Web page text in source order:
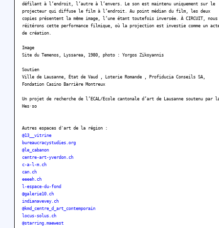
défilant à l’endroit, l’autre à l’envers. Le son est maintenu uniquement sur le
projecteur qui diffuse le film à l’endroit. Au point médian du film, les deux
copies présentent la même image, l’une étant toutefois inversée. À CIRCUIT, nous
réitérons cette performance filmique, où la projection est investie comme un
de création.
Image
Site du Temenos, Lyssarea, 1980, photo : Yorgos Zikoyannis
Soutien
Ville de Lausanne, État de Vaud , Loterie Romande , Profiducia Conseils SA,
Fondation Casino Barrière Montreux
Un projet de recherche de l’ECAL/Ecole cantonale d’art de Lausanne soutenu par
Hes·so
Autres espaces d'art de la région :
@13__vitrine
bureaucracystudies.org
@le_cabanon
centre-art-yverdon.ch
c-a-l-m.ch
can.ch
eeeeh.ch
l-espace-du-fond
@galerie10.ch
indianavevey.ch
@kmd_centre_d_art_contemporain
locus-solus.ch
@starring.maewest